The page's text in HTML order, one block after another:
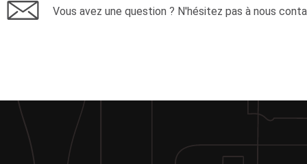
Vous avez une question ? N'hésitez pas à nous